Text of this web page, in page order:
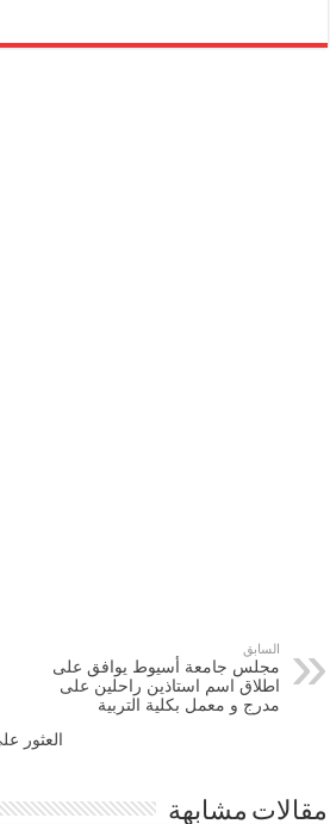
السابق
مجلس جامعة أسيوط يوافق على
اطلاق اسم استاذين راحلين على
مدرج و معمل بكلية التربية
العثور
مقالات مشابهة